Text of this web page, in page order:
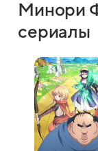
Минори
сериалы